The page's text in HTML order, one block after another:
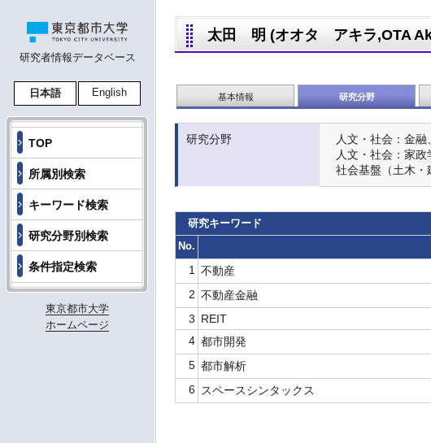
研究者情報データベース
日本語 English
TOP
所属別検索
キーワード検索
研究分野別検索
条件指定検索
東京都市大学
ホームページ
太田 明 (オオタ アキラ,OTA
基本情報 研究分野
研究分野
人文・社会：金融
人文・社会：家
社会基盤（土木・
研究キーワード
No.
1
不動産
2 不動産金融
3 REIT
4 都市開発
5 都市解析
6
スペースシンタックス